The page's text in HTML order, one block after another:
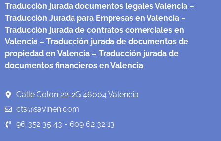
Traducción jurada documentos legales Valencia –
Traducción Jurada para Empresas en Valencia –
Traducción jurada de contratos comerciales en
Valencia – Traducción jurada de documentos de
propiedad en Valencia – Traducción jurada de
documentos financieros en Valencia
Calle Colon 22-2G 46004 Valencia
cts@savinen.com
96 352 35 43 - 609 62 32 13